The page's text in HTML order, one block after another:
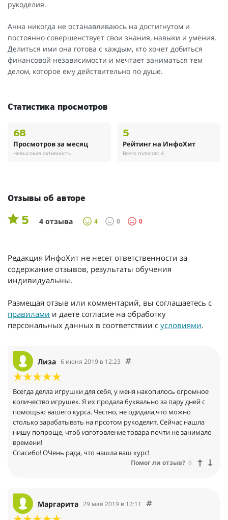
рукоделия.
Анна никогда не останавливаюсь на достигнутом и
постоянно совершенствует свои знания, навыки и умения.
Делиться ими она готова с каждым, кто хочет добиться
финансовой независимости и мечтает заниматься тем
делом, которое ему действительно по душе.
Статистика просмотров
68
Просмотров за месяц
Невысокая активность
5
Рейтинг на ИнфоХит
Всего голосов: 4
Отзывы об авторе
5 4 отзыва 4 0 0
Редакция ИнфоХит не несет ответственности за
содержание отзывов, результаты обучения
индивидуальны.
Размещая отзыв или комментарий, вы соглашаетесь с
правилами и даете согласие на обработку
персональных данных в соответствии с условиями.
Лиза 6 июня 2019 в 12:23
Всегда делла игрушки для себя, у меня накопилось огромное
количество игрушек. Я их продала буквально за пару дней с
помощью вашего курса. Честно, не одидала,что можно
столько зарабатывать на прсотом рукоделит. Сейчас нашла
нишу попроще, чтоб изготовление товара почти не занимало
времени!
Спасибо! ОЧень рада, что нашла ваш курс!
Помог ли отзыв? 0
Маргарита 29 мая 2019 в 12:11